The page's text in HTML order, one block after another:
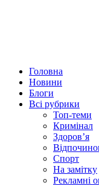
Головна
Новини
Блоги
Всі рубрики
Топ-теми
Кримінал
Здоров’я
Спорт
На замітку
Рекламні